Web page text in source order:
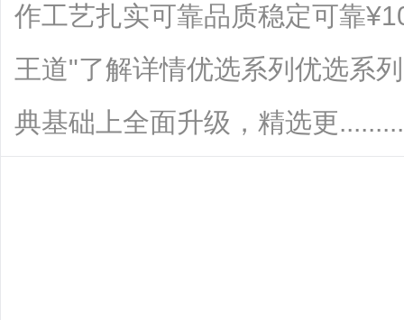
作工艺扎实可靠品质稳定可靠
王道"了解详情优选系列优选系
典基础上全面升级，精选更.........